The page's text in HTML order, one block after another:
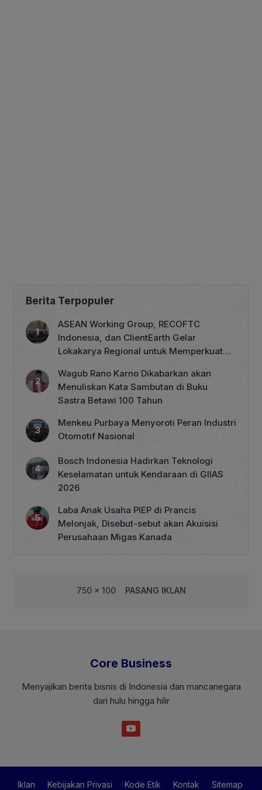
Berita Terpopuler
ASEAN Working Group, RECOFTC
Indonesia, dan ClientEarth Gelar
Lokakarya Regional untuk Memperkuat
Wagub Rano Karno Dikabarkan akan
Menuliskan Kata Sambutan di Buku
Sastra Betawi 100 Tahun
Menkeu Purbaya Menyoroti Peran Industri
Otomotif Nasional
Bosch Indonesia Hadirkan Teknologi
Keselamatan untuk Kendaraan di GIIAS
2026
Laba Anak Usaha PIEP di Prancis
Melonjak, Disebut-sebut akan Akuisisi
Perusahaan Migas Kanada
750 x 100 PASANG IKLAN
Core Business
Menyajikan berita bisnis di Indonesia dan mancanegara
dari hulu hingga hilir
Iklan Kebijakan Privasi Kode Etik Kontak Sitemap